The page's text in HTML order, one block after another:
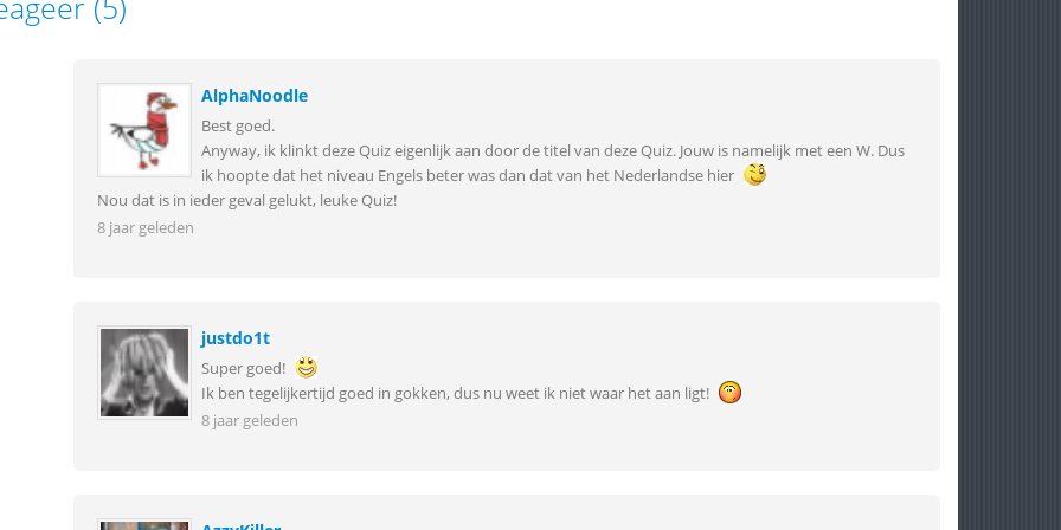
AlphaNoodle
Best goed.
Anyway, ik klinkt deze Quiz eigenlijk aan door de titel van deze Quiz. Jouw is namelijk met een W. Dus
ik hoopte dat het niveau Engels beter was dan dat van het Nederlandse hier
Nou dat is in ieder geval gelukt, leuke Quiz!
8 jaar geleden
justdo1t
Super goed!
Ik ben tegelijkertijd goed in gokken, dus nu weet ik niet waar het aan ligt!
8 jaar geleden